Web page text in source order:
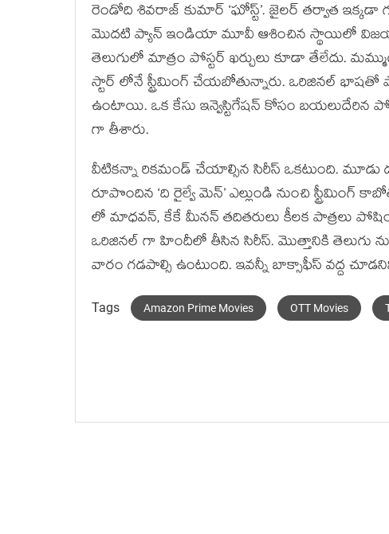
రెండోది శివరాజ్ కుమార్ ‘ఘోస్ట్’. జైలర్ తర్వాత ఇక్కడా
మొదటి ప్యాన్ ఇండియా మూవీ ఆశించిన స్థాయిలో
తెలుగులో మాత్రం పోస్టర్ ఖర్చులు కూడా తేలేదు.
స్టార్ లోనే స్ట్రీమింగ్ చేయబోతున్నారు. ఒరిజినల్
ఉంటాయి. ఒక కేసు ఇన్వెస్టిగేషన్ కోసం బయలుదేరిన
గా తీశారు.
వీటికన్నా రికమండ్ చేయాల్సిన సిరీస్ ఒకటుంది.
రూపొందిన ‘ది రైల్వే మెన్’ ఎల్లుండి నుంచి స్ట్రీమింగ్
లో మాధవన్, కేకే మీనన్ తదితరులు కీలక పాత్రలు
ఒరిజినల్ గా హిందీలో తీసిన సిరీస్. మొత్తానికి తెలుగు
వారం గడపాల్సి ఉంటుంది. ఇవన్నీ బాక్సాఫీస్ వద్ద
Tags Amazon Prime Movies OTT Movies